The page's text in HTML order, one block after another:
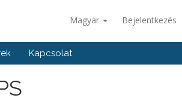
Magyar Bejelentkezés
Kapcsolat